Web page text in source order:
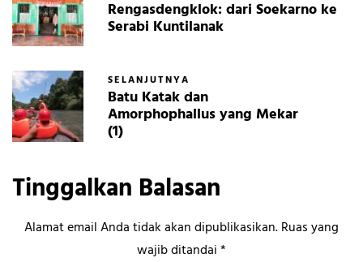
Rengasdengklok: dari Soekarno ke
Serabi Kuntilanak
SELANJUTNYA
Batu Katak dan
Amorphophallus yang Mekar
(1)
Tinggalkan Balasan
Alamat email Anda tidak akan dipublikasikan.Ruas yang
wajib ditandai*